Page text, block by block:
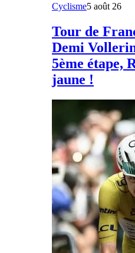
Cyclisme5 août 26
Tour de
Demi
5ème étape,
jaune !